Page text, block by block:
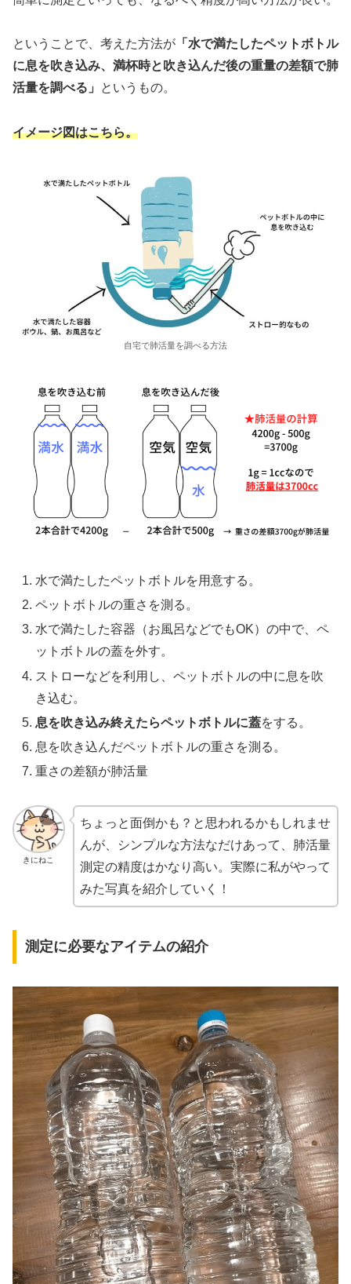
ということで、考えた方法が 「水で満たしたペットボトル
に息を吹き込み、満杯時と吹き込んだ後の重量の差額で肺
活量を調べる」
というもの。
イメージ図はこちら。
自宅で肺活量を調べる方法
水で満たしたペットボトルを用意する。
ペットボトルの重さを測る。
水で満たした容器（お風呂などでもOK）の中で、ペ
ットボトルの蓋を外す。
ストローなどを利用し、ペットボトルの中に息を吹
き込む。
息を吹き込み終えたらペットボトルに蓋をする。
息を吹き込んだペットボトルの重さを測る。
重さの差額が肺活量
きにねこ
ちょっと面倒かも？と思われるかもしれませ
んが、シンプルな方法なだけあって、肺活量
測定の精度はかなり高い。実際に私がやって
みた写真を紹介していく！
測定に必要なアイテムの紹介